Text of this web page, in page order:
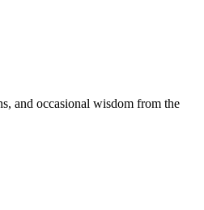
and occasional wisdom from the